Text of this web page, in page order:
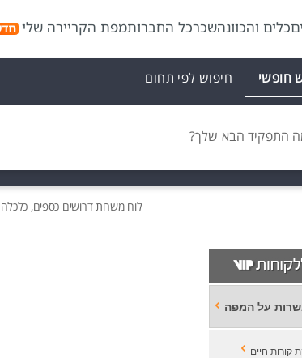
כלים והכוונהשכרכל החברותמפת הקריירה שלי
חופשי חיפוש לפי תחום
התפקיד הבא שלך?
לוח משרותדרושים כספים,
על המפה
קורות חיים